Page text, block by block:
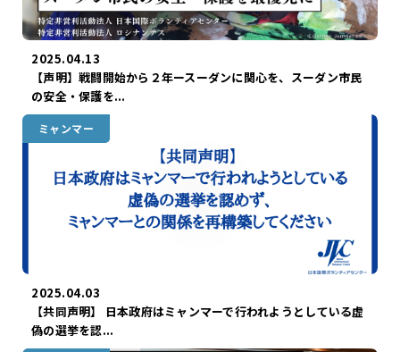
2025.04.13
【声明】戦闘開始から２年ースーダンに関心を、スーダン市民
の安全・保護を...
ミャンマー
2025.04.03
【共同声明】 日本政府はミャンマーで行われようとしている虚
偽の選挙を認...